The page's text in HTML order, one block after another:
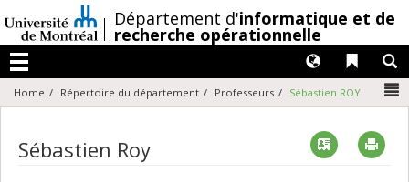
au
contenu
/Département d'informatique et de
recherche opérationnelle
Menu
Liens
Langues
Home Répertoire du département Professeurs Sébastien ROY
Sébastien Roy Vcard